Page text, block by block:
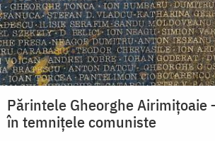
Părintele Gheorghe Airimițoaie
în temnițele comuniste